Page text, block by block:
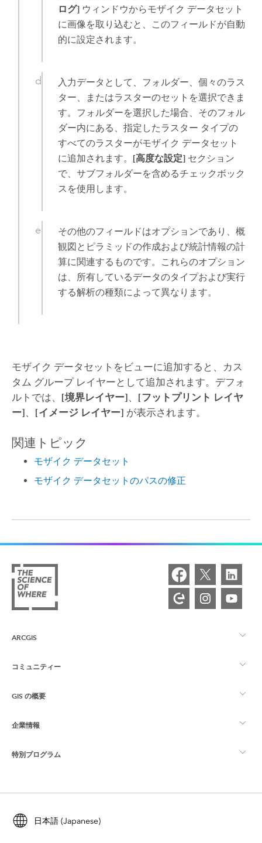
ログ] ウィンドウからモザイク データセット
に画像を取り込むと、このフィールドが自動
的に設定されます。
入力データとして、フォルダー、個々のラス
ター、またはラスターのセットを選択できま
す。フォルダーを選択した場合、そのフォル
ダー内にある、指定したラスター タイプの
すべてのラスターがモザイク データセット
に追加されます。 [高度な設定] セクション
で、サブフォルダーを含めるチェックボック
スを使用します。
その他のフィールドはオプションであり、概
観図とピラミッドの作成および統計情報の計
算に関連するものです。これらのオプション
は、所有しているデータのタイプおよび実行
する解析の種類によって異なります。
モザイク データセットをビューに追加すると、カス
タム グループ レイヤーとして追加されます。デフォ
ルトでは、 [境界レイヤー]、 [フットプリント レイヤ
ー]、 [イメージ レイヤー] が表示されます。
関連トピック
モザイク データセット
モザイク データセットのパスの修正
ARCGIS
ArcGIS の概要
マッピング
コミュニティー
Esri Community
ArcGIS ブログ
Esri Young Professionals Network
GIS の概要
GIS とは
ロケーション インテリジェンス
トレーニング
ArcUser
企業情報
Esri について
採用情報
特別プログラム
ArcGIS for Student Use
日本語 (Japanese)